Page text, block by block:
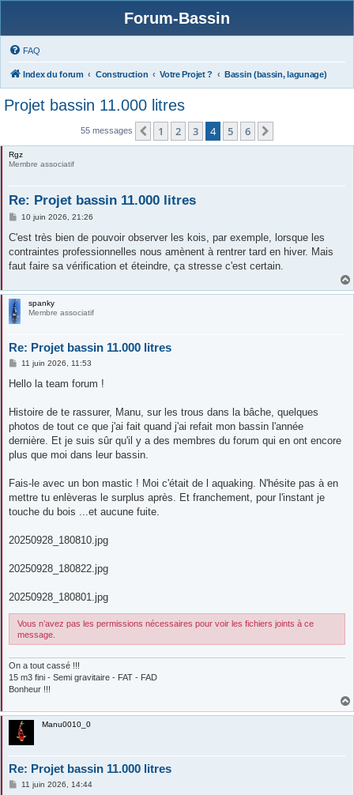
Forum-Bassin
FAQ
Index du forum Construction Votre Projet ? Bassin (bassin, lagunage)
Projet bassin 11.000 litres
55 messages Précédente
1 2 3 4 5 6
Rgz
Membre associatif
Re: Projet bassin 11.000 litres
M
s
a
g
10 juin 2026, 21:26
C'est très bien de pouvoir observer les kois, par exemple, lorsque les
contraintes professionnelles nous amènent à rentrer tard en hiver. Mais
faut faire sa vérification et éteindre, ça stresse c'est certain.
spanky
Membre associatif
Re: Projet bassin 11.000 litres
M
s
g
11 juin 2026, 11:53
Hello la team forum !
Histoire de te rassurer, Manu, sur les trous dans la bâche, quelques
photos de tout ce que j'ai fait quand j'ai refait mon bassin l'année
dernière. Et je suis sûr qu'il y a des membres du forum qui en ont encore
plus que moi dans leur bassin.
Fais-le avec un bon mastic ! Moi c'était de l aquaking. N'hésite pas à en
mettre tu enlèveras le surplus après. Et franchement, pour l'instant je
touche du bois ...et aucune fuite.
20250928_180810.jpg
20250928_180822.jpg
20250928_180801.jpg
Vous n’avez pas les permissions nécessaires pour voir les fichiers joints à ce
message.
On a tout cassé !!!
15 m3 fini - Semi gravitaire - FAT - FAD
Bonheur !!!
Manu0010_0
Re: Projet bassin 11.000 litres
M11 juin 2026, 14:44